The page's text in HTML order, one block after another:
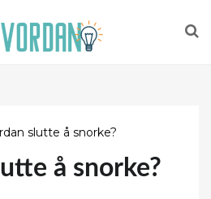
slutte å snorke?
å snorke?